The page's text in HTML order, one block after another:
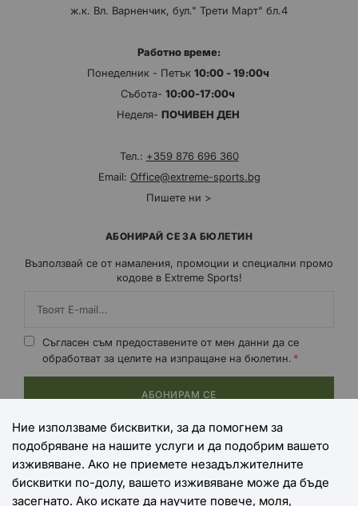
ж.к. Вл. Варненчик, бул." Трети Март" бл.4
Работно време:
Понеделник - Петък 10:00 - 19:00ч
Събота- 10:00-17:00ч
Неделя- ПОЧИВЕН ДЕН
Тел.: +359 876 696 360
Email: Office@extreme-sports.bg
Пишете ни >
АБОНИРАЙ СЕ ЗА БЮЛЕТИН
Възползвай се от намаления, промоции и специални промо
кодове в Extreme Sports!
Съгласен съм предоставените от мен данни да се
обработват за целите на изпращане на бюлетин.
АБОНИРАМ СЕ
НАЧИНИ НА ПЛАЩАНЕ
Ние използваме бисквитки, за да помогнем за
подобряване на нашите услуги и да подобрим вашето
изживяване. Ако не приемете незадължителните
бисквитки по-долу, вашето изживяване може да бъде
засегнато. Ако искате да научите повече, моля,